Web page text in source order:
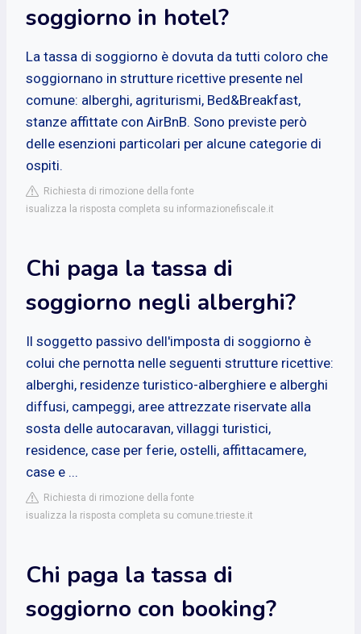
soggiorno in hotel?
La tassa di soggiorno è dovuta da tutti coloro che
soggiornano in strutture ricettive presente nel
comune: alberghi, agriturismi, Bed&Breakfast,
stanze affittate con AirBnB. Sono previste però
delle esenzioni particolari per alcune categorie di
ospiti.
Richiesta di rimozione della fonte
isualizza la risposta completa su informazionefiscale.it
Chi paga la tassa di
soggiorno negli alberghi?
Il soggetto passivo dell'imposta di soggiorno è
colui che pernotta nelle seguenti strutture ricettive:
alberghi, residenze turistico-alberghiere e alberghi
diffusi, campeggi, aree attrezzate riservate alla
sosta delle autocaravan, villaggi turistici,
residence, case per ferie, ostelli, affittacamere,
case e ...
Richiesta di rimozione della fonte
isualizza la risposta completa su comune.trieste.it
Chi paga la tassa di
soggiorno con booking?